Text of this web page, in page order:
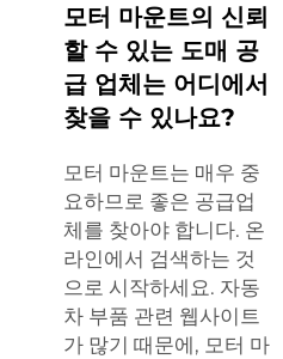
모터 마운트의 신뢰
할 수 있는 도매 공
급 업체는 어디에서
찾을 수 있나요?
모터 마운트는 매우 중
요하므로 좋은 공급업
체를 찾아야 합니다. 온
라인에서 검색하는 것
으로 시작하세요. 자동
차 부품 관련 웹사이트
가 많기 때문에, 모터 마